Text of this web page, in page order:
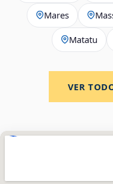
Mares
Matatu
VER